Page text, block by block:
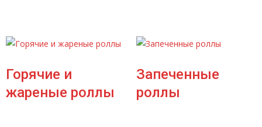
Горячие и
жареные роллы
Запеченные
роллы